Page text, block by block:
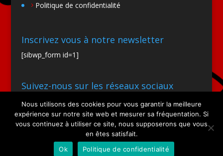
Politique de confidentialité
Inscrivez vous à notre newsletter
[sibwp_form id=1]
Suivez-nous sur les réseaux sociaux
Site par SIOO Studio
Nous utilisons des cookies pour vous garantir la meilleure
expérience sur notre site web et mesurer sa fréquentation. Si
vous continuez à utiliser ce site, nous supposerons que vous
en êtes satisfait.
Ok
Politique de confidentialité